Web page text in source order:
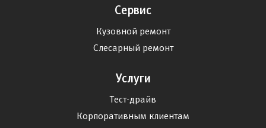
Сервис
Кузовной ремонт
Слесарный ремонт
Услуги
Тест-драйв
Корпоративным клиентам